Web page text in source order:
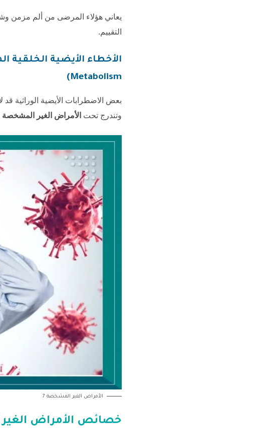
يعاني هؤلاء المرضى من ألم مزمن
التقييم.
Metabolism)
بعض الاضطرابات الأيضية الوراثية
وتندرج تحت الأمراض الغير المشخصة
الأمراض الغير المشخصة 7
خصائص الأمراض